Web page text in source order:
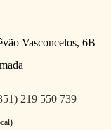
Vasconcelos, 6B
219 550 739